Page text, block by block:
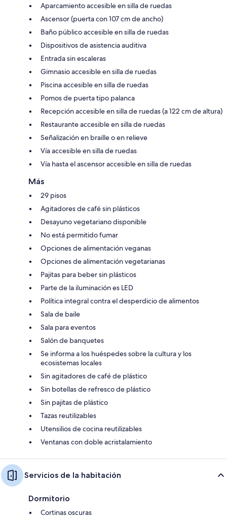
Aparcamiento accesible en silla de ruedas
Ascensor (puerta con 107 cm de ancho)
Baño público accesible en silla de ruedas
Dispositivos de asistencia auditiva
Entrada sin escaleras
Gimnasio accesible en silla de ruedas
Piscina accesible en silla de ruedas
Pomos de puerta tipo palanca
Recepción accesible en silla de ruedas (a 122 cm de altura)
Restaurante accesible en silla de ruedas
Señalización en braille o en relieve
Vía accesible en silla de ruedas
Vía hasta el ascensor accesible en silla de ruedas
Más
29 pisos
Agitadores de café sin plásticos
Desayuno vegetariano disponible
No está permitido fumar
Opciones de alimentación veganas
Opciones de alimentación vegetarianas
Pajitas para beber sin plásticos
Parte de la iluminación es LED
Política integral contra el desperdicio de alimentos
Sala de baile
Sala para eventos
Salón de banquetes
Se informa a los huéspedes sobre la cultura y los
ecosistemas locales
Sin agitadores de café de plástico
Sin botellas de refresco de plástico
Sin pajitas de plástico
Tazas reutilizables
Utensilios de cocina reutilizables
Ventanas con doble acristalamiento
Servicios de la habitación
Dormitorio
Cortinas oscuras